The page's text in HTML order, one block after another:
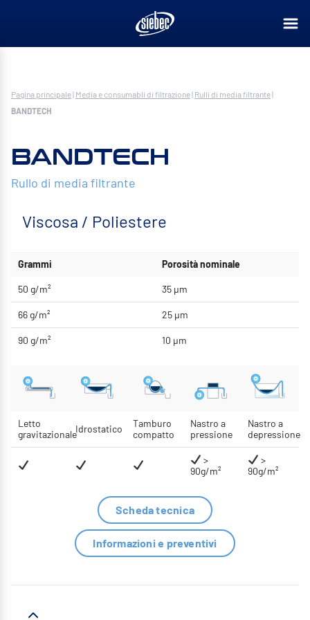
Pagina principale| Media e consumabli di filtrazione| Rulli di media filtrante|
BANDTECH
BANDTECH
Rullo di media filtrante
Viscosa / Poliestere
Grammi Porosità nominale
50 g/m² 35 μm
66 g/m² 25 μm
90 g/m² 10 μm
Letto
gravitazionaleIdrostatico
Tamburo
compatto
Nastro a
pressione
Nastro a
depressione
>
90g/m²
>
90g/m²
Scheda tecnica
Informazioni e preventivi